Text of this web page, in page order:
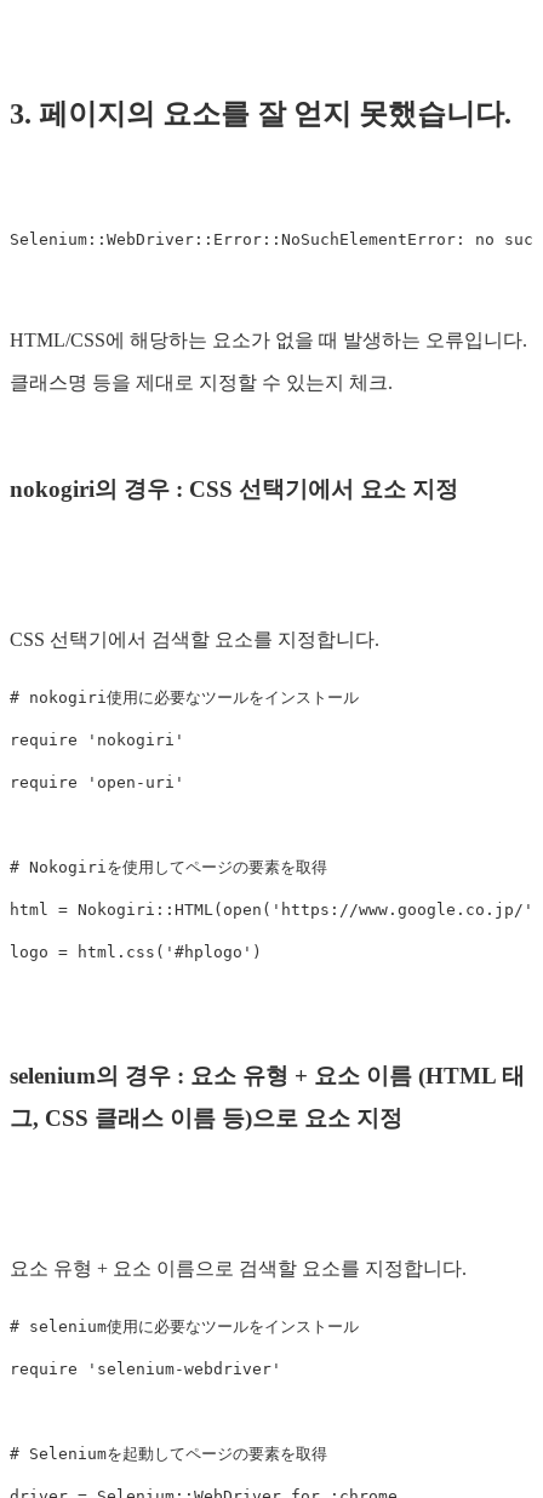
3. 페이지의 요소를 잘 얻지 못했습니다.
Selenium :: WebDriver :: Error :: NoSuchElementError : no such
HTML/CSS에 해당하는 요소가 없을 때 발생하는 오류입니다.
클래스명 등을 제대로 지정할 수 있는지 체크.
nokogiri의 경우 : CSS 선택기에서 요소 지정
CSS 선택기에서 검색할 요소를 지정합니다.
# nokogiri使用に必要なツールをインストール
require 'nokogiri'
require 'open-uri'
# Nokogiriを使用してページの要素を取得
html = Nokogiri :: HTML( open ( 'https://www.google.co.jp/'
logo = html . css ( '#hplogo' )
selenium의 경우 : 요소 유형 + 요소 이름 (HTML 태
그, CSS 클래스 이름 등)으로 요소 지정
요소 유형 + 요소 이름으로 검색할 요소를 지정합니다.
# selenium使用に必要なツールをインストール
require 'selenium-webdriver'
# Seleniumを起動してページの要素を取得